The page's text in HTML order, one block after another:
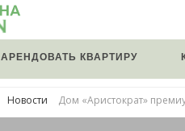
АРЕНДОВАТЬ КВАРТИРУ
Новости Дом «Аристократ»